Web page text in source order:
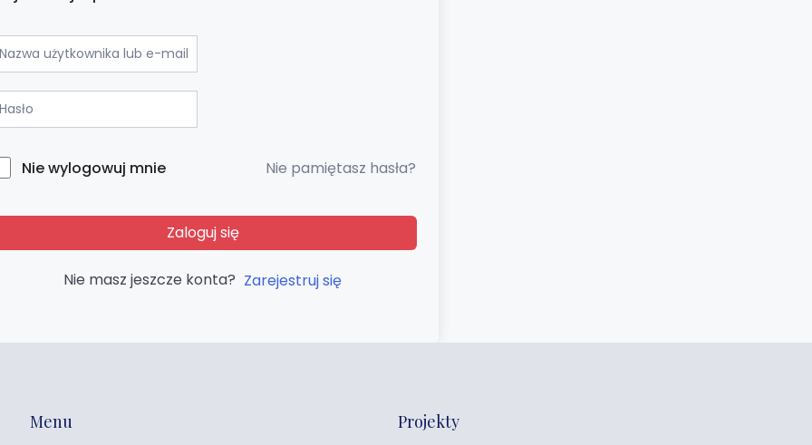
Nie wylogowuj mnie Nie pamiętasz hasła?
Zaloguj się
Nie masz jeszcze konta? Zarejestruj się
Menu Projekty